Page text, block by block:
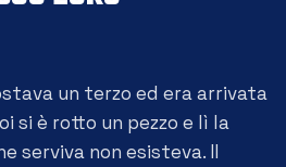
un terzo ed era arrivata
si è rotto un pezzo e lì la
serviva non esisteva. Il